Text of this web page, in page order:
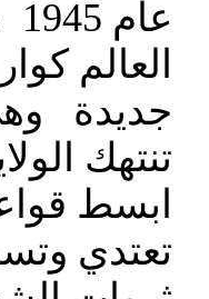
العالم
جديدة
تنتهك
ابسط
تعتدي